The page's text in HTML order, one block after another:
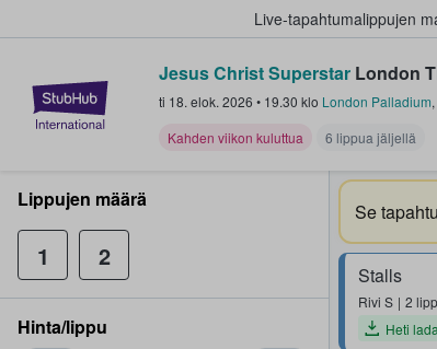
Live-tapahtumalippujen
StubHub - missä fanit
Jesus Christ Superstar London
ti 18. elok. 2026 • 19.30 klo London Palladium,
Kahden viikon kuluttua
6 lippua jäljellä
Se
Stalls
Rivi S
2
Heti
Lippujen määrä
1 2
Hinta/lippu